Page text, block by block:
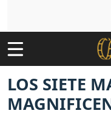
LOS SIETE